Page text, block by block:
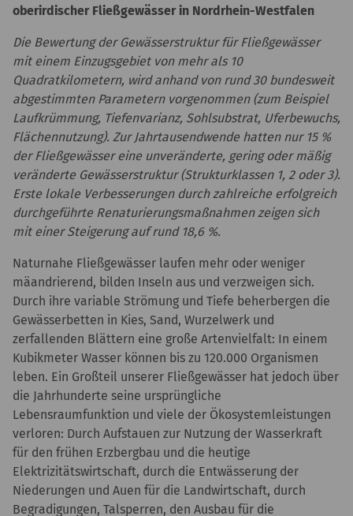
oberirdischer Fließgewässer in Nordrhein-Westfalen
Die Bewertung der Gewässerstruktur für Fließgewässer
mit einem Einzugsgebiet von mehr als 10
Quadratkilometern, wird anhand von rund 30 bundesweit
abgestimmten Parametern vorgenommen (zum Beispiel
Laufkrümmung, Tiefenvarianz, Sohlsubstrat, Uferbewuchs,
Flächennutzung). Zur Jahrtausendwende hatten nur 15 %
der Fließgewässer eine unveränderte, gering oder mäßig
veränderte Gewässerstruktur (Strukturklassen 1, 2 oder 3).
Erste lokale Verbesserungen durch zahlreiche erfolgreich
durchgeführte Renaturierungsmaßnahmen zeigen sich
mit einer Steigerung auf rund 18,6 %.
Naturnahe Fließgewässer laufen mehr oder weniger
mäandrierend, bilden Inseln aus und verzweigen sich.
Durch ihre variable Strömung und Tiefe beherbergen die
Gewässerbetten in Kies, Sand, Wurzelwerk und
zerfallenden Blättern eine große Artenvielfalt: In einem
Kubikmeter Wasser können bis zu 120.000 Organismen
leben. Ein Großteil unserer Fließgewässer hat jedoch über
die Jahrhunderte seine ursprüngliche
Lebensraumfunktion und viele der Ökosystemleistungen
verloren: Durch Aufstauen zur Nutzung der Wasserkraft
für den frühen Erzbergbau und die heutige
Elektrizitätswirtschaft, durch die Entwässerung der
Niederungen und Auen für die Landwirtschaft, durch
Begradigungen, Talsperren, den Ausbau für die